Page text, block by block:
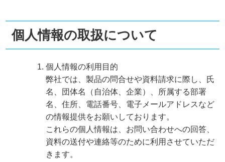
個人情報の取扱について
個人情報の利用目的
弊社では、製品の問合せや資料請求に際し、氏
名、団体名（自治体、企業）、所属する部署
名、住所、電話番号、電子メールアドレスなど
の情報提供をお願いしております。
これらの個人情報は、お問い合わせへの回答、
資料の送付や連絡等のために利用させていただ
きます。